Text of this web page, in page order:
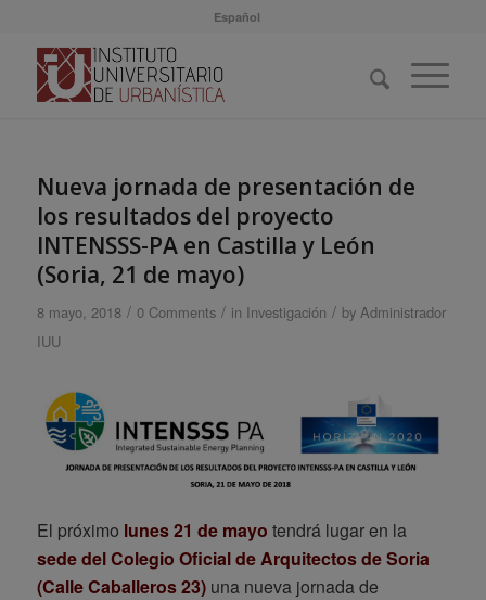
Español
Nueva jornada de presentación de
los resultados del proyecto
INTENSSS-PA en Castilla y León
(Soria, 21 de mayo)
8 mayo, 2018 / 0 Comments / in Investigación / by Administrador
IUU
El próximo lunes 21 de mayo tendrá lugar en la
sede del Colegio Oficial de Arquitectos de Soria
(Calle Caballeros 23)una nueva jornada de